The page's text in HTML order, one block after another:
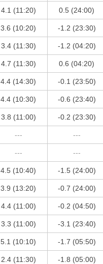
4.1 (11:20) 0.5 (24:00)
3.6 (10:20) -1.2 (23:30)
3.4 (11:30) -1.2 (04:20)
4.7 (11:30) 0.6 (04:20)
4.4 (14:30) -0.1 (23:50)
4.4 (10:30) -0.6 (23:40)
3.8 (11:00) -0.2 (23:30)
--- ---
--- ---
4.5 (10:40) -1.5 (24:00)
3.9 (13:20) -0.7 (24:00)
4.4 (11:00) -0.2 (04:50)
3.3 (11:00) -3.1 (23:40)
5.1 (10:10) -1.7 (05:50)
2.4 (11:30) -1.8 (05:00)